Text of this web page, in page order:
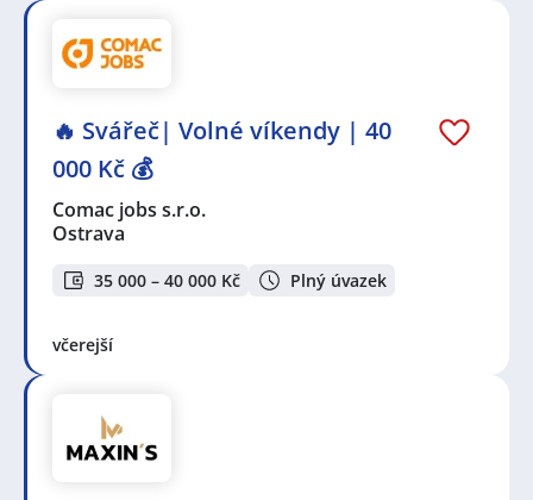
🔥 Svářeč| Volné víkendy | 40
000 Kč 💰
Comac jobs s.r.o.
Ostrava
35 000 – 40 000 Kč Plný úvazek
včerejší